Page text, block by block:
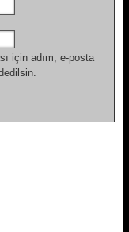
için adım, e-posta